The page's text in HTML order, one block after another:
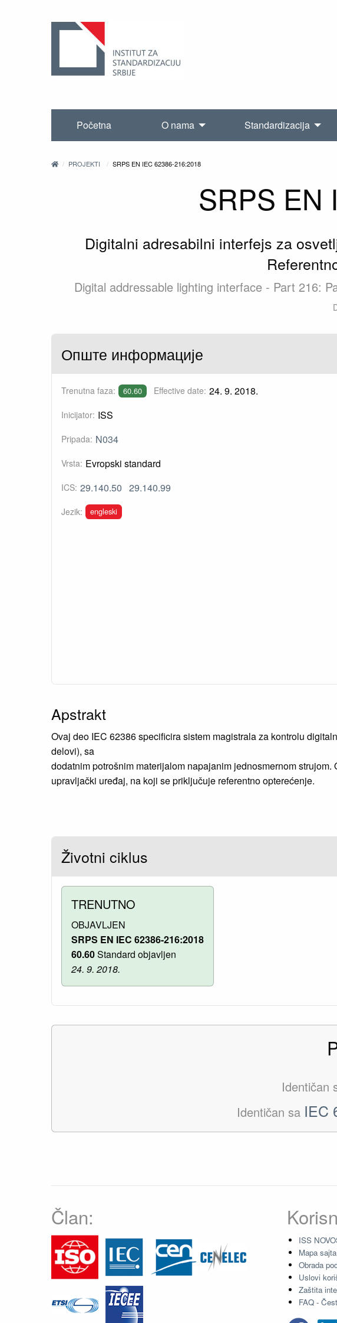
Početna O nama Standardizacija
PROJEKTI SRPS EN IEC 62386-216:2018
SRPS EN
Digitalni adresabilni interfejs za
Digital addressable lighting interface - Part 216:
Опште информације
Trenutna faza: 60.60 Effective date: 24. 9. 2018.
Inicijator: ISS
Pripada: N034
Vrsta: Evropski standard
ICS: 29.140.50 29.140.99
Jezik: engleski
Apstrakt
Ovaj deo IEC 62386 specificira sistem magistrala za kontrolu
delovi), sa
dodatnim potrošnim materijalom napajanim jednosmernom
upravljački uređaj, na koji se priključuje referentno opterećenje.
Životni ciklus
TRENUTNO
OBJAVLJEN
SRPS EN IEC 62386-216:2018
60.60Standard objavljen
24. 9. 2018.
Identičan
Identičan sa IEC
Član:
ISS
Mapa sajta
Obrada
Uslovi
Zaštita
FAQ -